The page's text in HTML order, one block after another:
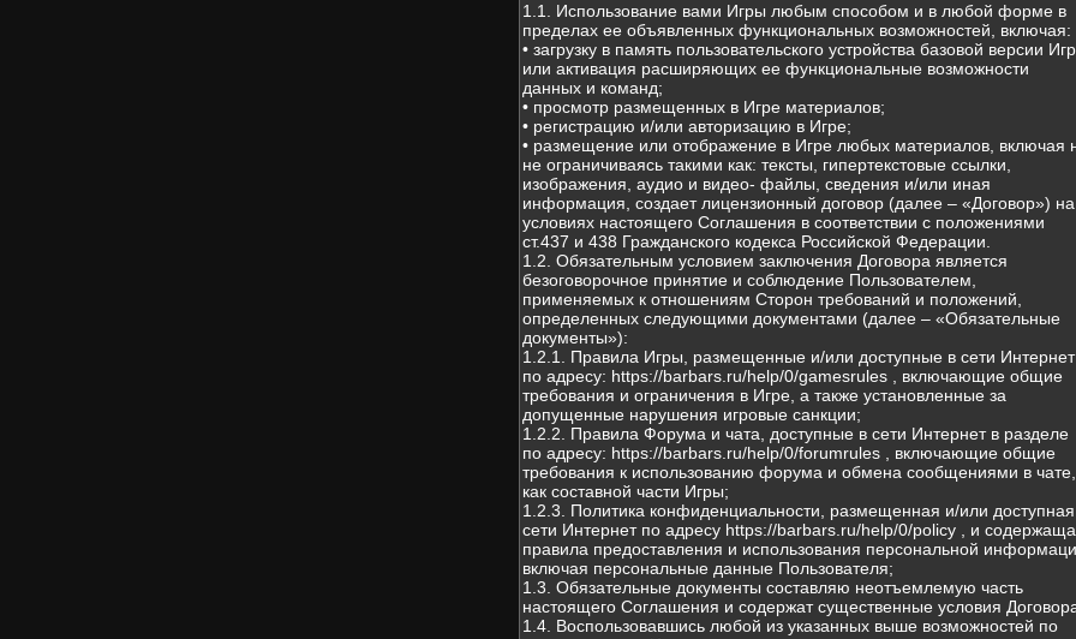
1.1. Использование вами Игры любым способом и в любой форме в
пределах ее объявленных функциональных возможностей, включая:
• загрузку в память пользовательского устройства базовой версии
или активация расширяющих ее функциональные возможности
данных и команд;
• просмотр размещенных в Игре материалов;
• регистрацию и/или авторизацию в Игре;
• размещение или отображение в Игре любых материалов, включая
не ограничиваясь такими как: тексты, гипертекстовые ссылки,
изображения, аудио и видео- файлы, сведения и/или иная
информация, создает лицензионный договор (далее – «Договор») на
условиях настоящего Соглашения в соответствии с положениями
ст.437 и 438 Гражданского кодекса Российской Федерации.
1.2. Обязательным условием заключения Договора является
безоговорочное принятие и соблюдение Пользователем,
применяемых к отношениям Сторон требований и положений,
определенных следующими документами (далее – «Обязательные
документы»):
1.2.1. Правила Игры, размещенные и/или доступные в сети Интернет
по адресу: https://barbars.ru/help/0/gamesrules , включающие общие
требования и ограничения в Игре, а также установленные за
допущенные нарушения игровые санкции;
1.2.2. Правила Форума и чата, доступные в сети Интернет в разделе
по адресу: https://barbars.ru/help/0/forumrules , включающие общие
требования к использованию форума и обмена сообщениями в чате,
как составной части Игры;
1.2.3. Политика конфиденциальности, размещенная и/или
сети Интернет по адресу https://barbars.ru/help/0/policy , и
правила предоставления и использования персональной
включая персональные данные Пользователя;
1.3. Обязательные документы составляю неотъемлемую часть
настоящего Соглашения и содержат существенные условия
1.4. Воспользовавшись любой из указанных выше возможностей по